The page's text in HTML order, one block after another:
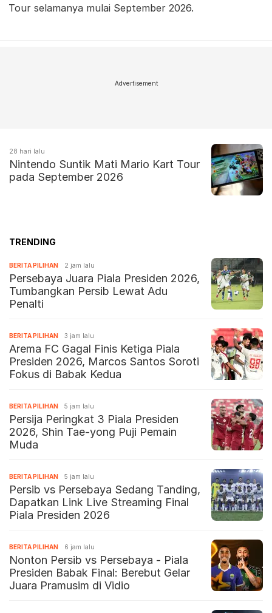
Tour selamanya mulai September 2026.
Advertisement
28 hari lalu
Nintendo Suntik Mati Mario Kart Tour
pada September 2026
TRENDING
BERITA PILIHAN 2 jam lalu
Persebaya Juara Piala Presiden 2026,
Tumbangkan Persib Lewat Adu
Penalti
BERITA PILIHAN 3 jam lalu
Arema FC Gagal Finis Ketiga Piala
Presiden 2026, Marcos Santos Soroti
Fokus di Babak Kedua
BERITA PILIHAN 5 jam lalu
Persija Peringkat 3 Piala Presiden
2026, Shin Tae-yong Puji Pemain
Muda
BERITA PILIHAN 5 jam lalu
Persib vs Persebaya Sedang Tanding,
Dapatkan Link Live Streaming Final
Piala Presiden 2026
BERITA PILIHAN 6 jam lalu
Nonton Persib vs Persebaya - Piala
Presiden Babak Final: Berebut Gelar
Juara Pramusim di Vidio